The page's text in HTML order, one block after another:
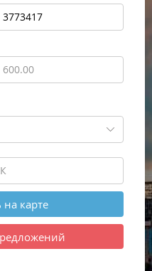
на карте